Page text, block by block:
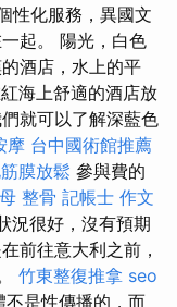
性化服務，異國文
起。 陽光，白色
酒店，水上的平
海上舒適的酒店放
就可以了解深藍色
摩 台中國術館推薦
膜放鬆 參與費的
整骨 記帳士 作文
況很好，沒有預期
前往意大利之前，
竹東整復推拿 seo
不是性傳播的，而